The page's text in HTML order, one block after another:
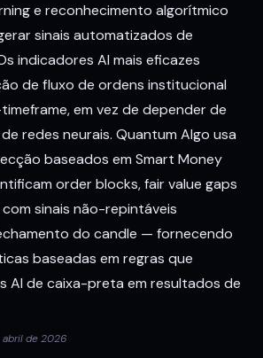
e reconhecimento algorítmico
sinais automatizados de
indicadores AI mais eficazes
de fluxo de ordens institucional
em vez de depender de
redes neurais. Quantum Algo usa
baseados em Smart Money
order blocks, fair value gaps
sinais não-repintáveis
do candle — fornecendo
baseadas em regras que
AI de caixa-preta em resultados de
abril de 2026